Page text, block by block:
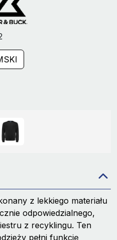
z lekkiego materiału
odpowiedzialnego,
z recyklingu. Ten
pełni funkcję